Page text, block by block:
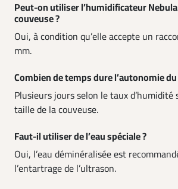
Peut-on utiliser l’humidificateur
couveuse ?
Oui, à condition qu’elle accepte un
mm.
Combien de temps dure l’autonomie
Plusieurs jours selon le taux
taille de la couveuse.
Faut-il utiliser de l’eau spéciale ?
Oui, l’eau déminéralisée est
l’entartrage de l’ultrason.